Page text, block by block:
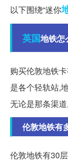
以下围绕“迷你
英国地铁怎
购买伦敦地铁
是各个轻轨站,
无论是那条渠
伦敦地铁有
伦敦地铁有30